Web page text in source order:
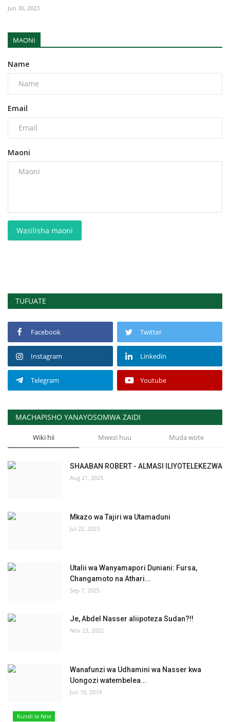
Jun 30, 2023
MAONI
Name
Email
Maoni
Wasilisha maoni
TUFUATE
Facebook Twitter
Instagram Linkedin
Telegram Youtube
MACHAPISHO YANAYOSOMWA ZAIDI
Wiki hii Mwezi huu Muda wote
SHAABAN ROBERT - ALMASI ILIYOTELEKEZWA
Aug 21, 2025
Mkazo wa Tajiri wa Utamaduni
Jul 22, 2023
Utalii wa Wanyamapori Duniani: Fursa,
Changamoto na Athari...
Sep 7, 2025
Je, Abdel Nasser aliipoteza Sudan?!!
Nov 23, 2022
Wanafunzi wa Udhamini wa Nasser kwa
Uongozi watembelea...
Jun 10, 2019
Kundi la Nne